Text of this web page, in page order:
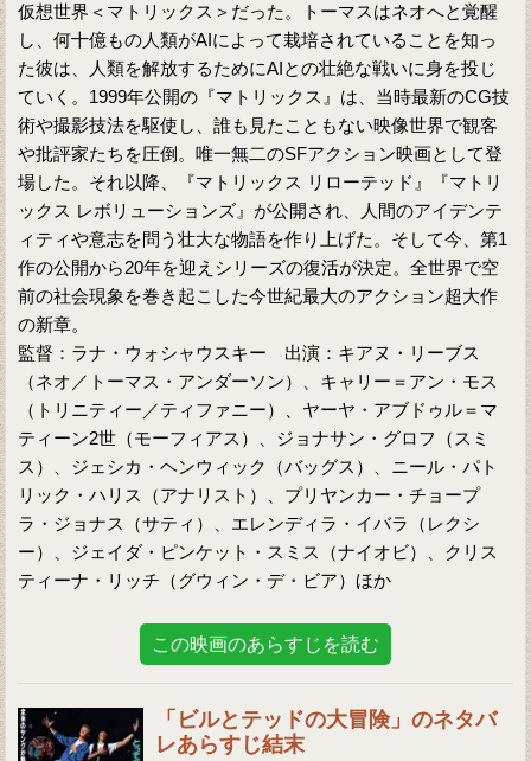
仮想世界＜マトリックス＞だった。トーマスはネオへと覚醒
し、何十億もの人類がAIによって栽培されていることを知っ
た彼は、人類を解放するためにAIとの壮絶な戦いに身を投じ
ていく。1999年公開の『マトリックス』は、当時最新のCG技
術や撮影技法を駆使し、誰も見たこともない映像世界で観客
や批評家たちを圧倒。唯一無二のSFアクション映画として登
場した。それ以降、『マトリックス リローテッド』『マトリ
ックス レボリューションズ』が公開され、人間のアイデンテ
ィティや意志を問う壮大な物語を作り上げた。そして今、第1
作の公開から20年を迎えシリーズの復活が決定。全世界で空
前の社会現象を巻き起こした今世紀最大のアクション超大作
の新章。
監督：ラナ・ウォシャウスキー 出演：キアヌ・リーブス
（ネオ／トーマス・アンダーソン）、キャリー＝アン・モス
（トリニティー／ティファニー）、ヤーヤ・アブドゥル＝マ
ティーン2世（モーフィアス）、ジョナサン・グロフ（スミ
ス）、ジェシカ・ヘンウィック（バッグス）、ニール・パト
リック・ハリス（アナリスト）、プリヤンカー・チョープ
ラ・ジョナス（サティ）、エレンディラ・イバラ（レクシ
ー）、ジェイダ・ピンケット・スミス（ナイオビ）、クリス
ティーナ・リッチ（グウィン・デ・ビア）ほか
この映画のあらすじを読む
「ビルとテッドの大冒険」のネタバ
レあらすじ結末